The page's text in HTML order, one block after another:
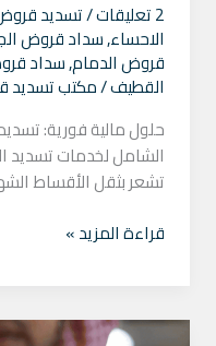
2 تعليقات /تسديد
الاحساء,سداد قروض
قروض الدمام,سداد
القطيف/مكتب تسديد
حلول مالية فورية:
الشامل لخدمات تسديد
تشعر بثقل الأقساط
قراءة المزيد »
مكتب